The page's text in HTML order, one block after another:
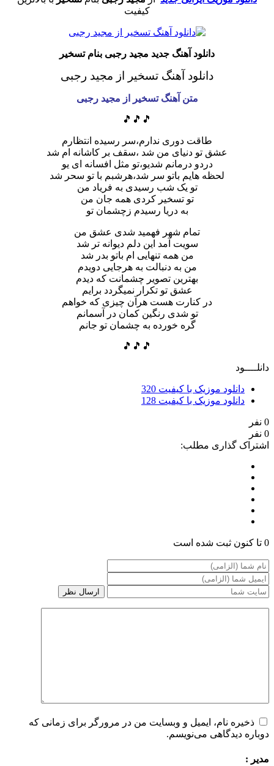
کیفیت
دانلود آهنگ جدید مجید رجبی بنام تسخیر
دانلود آهنگ تسخیر از مجید رجبی
متن آهنگ تسخیر
از مجید رجبی
🎵🎵🎵
طاقت دوری ندارم،سر رسیده انتظارم
عشق تو دنیای من شد ،سقف بر کاشانه ام شد
دردو درمانم شدیو،تو مثل افسانه ای یو
لحظه هایم باتو سر شد،هرشبم با تو سحر شد
تو یک شب رسیدی به فریاد من
تو تسخیر کردی همه جان من
به دریا رسیدم زچشمان تو
تمام شهر فهمید شدی عشق من
سویت آمد این دلم دیوانه تر شد
من همه تنهایی ام باتو بدر شد
من به دنبالت به هرجایی دویدم
بهترین تصویر چشمانت که دیدم
عشق تو تکرار نمیگردد برایم
در کنارت هست هرآن چیزی که خواهم
تو شدی رنگین کمان در آسمانم
گره خورده به چشمان تو جانم
🎵🎵🎵
دانلــــود
دانلود موزیک با کیفیت 320
دانلود موزیک با کیفیت 128
0 نفر
0 نفر
اشتراک گذاری مطلب:
0 تا کنون ثبت شده است
ذخیره نام، ایمیل و وبسایت من در مرورگر برای زمانی که
دوباره دیدگاهی می‌نویسم.
مدیر :